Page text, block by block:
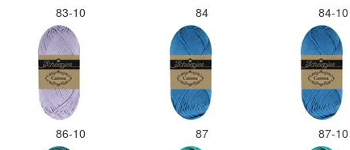
83-10 84 84-10
86-10 87 87-10